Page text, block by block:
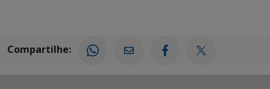
Compartilhe: